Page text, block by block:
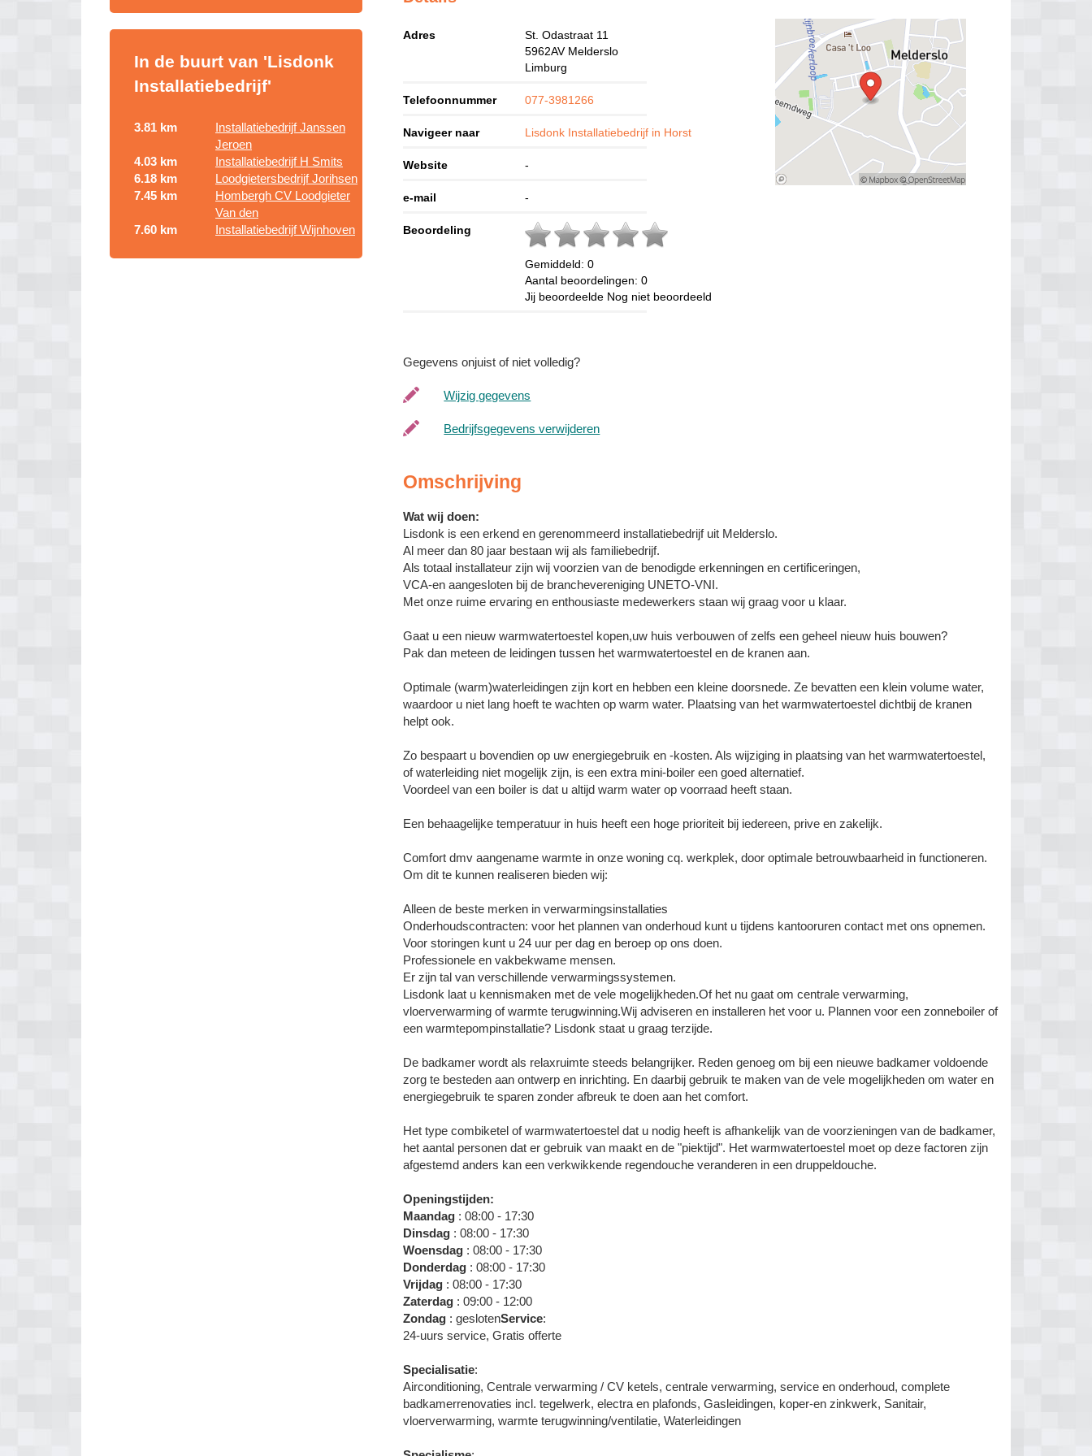
In de buurt van 'Lisdonk
Installatiebedrijf'
3.81 km
Installatiebedrijf Janssen
Jeroen
4.03 km
Installatiebedrijf H Smits
6.18 km
Loodgietersbedrijf Jorihsen
7.45 km
Hombergh CV Loodgieter
Van den
7.60 km
Installatiebedrijf Wijnhoven
Adres
St. Odastraat 11
5962AV Melderslo
Limburg
Telefoonnummer 077-3981266
Navigeer naar Lisdonk Installatiebedrijf in Horst
Website -
e-mail -
Beoordeling
Gemiddeld:0
Aantal beoordelingen:0
Jij beoordeelde Nog niet beoordeeld
Gegevens onjuist of niet volledig?
Wijzig gegevens
Bedrijfsgegevens verwijderen
Omschrijving
Wat wij doen:
Lisdonk is een erkend en gerenommeerd installatiebedrijf uit Melderslo.
Al meer dan 80 jaar bestaan wij als familiebedrijf.
Als totaal installateur zijn wij voorzien van de benodigde erkenningen en certificeringen,
VCA-en aangesloten bij de branchevereniging UNETO-VNI.
Met onze ruime ervaring en enthousiaste medewerkers staan wij graag voor u klaar.
Gaat u een nieuw warmwatertoestel kopen,uw huis verbouwen of zelfs een geheel nieuw huis bouwen?
Pak dan meteen de leidingen tussen het warmwatertoestel en de kranen aan.
Optimale (warm)waterleidingen zijn kort en hebben een kleine doorsnede. Ze bevatten een klein volume water,
waardoor u niet lang hoeft te wachten op warm water. Plaatsing van het warmwatertoestel dichtbij de kranen
helpt ook.
Zo bespaart u bovendien op uw energiegebruik en -kosten. Als wijziging in plaatsing van het warmwatertoestel,
of waterleiding niet mogelijk zijn, is een extra mini-boiler een goed alternatief.
Voordeel van een boiler is dat u altijd warm water op voorraad heeft staan.
Een behaagelijke temperatuur in huis heeft een hoge prioriteit bij iedereen, prive en zakelijk.
Comfort dmv aangename warmte in onze woning cq. werkplek, door optimale betrouwbaarheid in functioneren.
Om dit te kunnen realiseren bieden wij:
Alleen de beste merken in verwarmingsinstallaties
Onderhoudscontracten: voor het plannen van onderhoud kunt u tijdens kantooruren contact met ons opnemen.
Voor storingen kunt u 24 uur per dag en beroep op ons doen.
Professionele en vakbekwame mensen.
Er zijn tal van verschillende verwarmingssystemen.
Lisdonk laat u kennismaken met de vele mogelijkheden.Of het nu gaat om centrale verwarming,
vloerverwarming of warmte terugwinning.Wij adviseren en installeren het voor u. Plannen voor een zonneboiler of
een warmtepompinstallatie? Lisdonk staat u graag terzijde.
De badkamer wordt als relaxruimte steeds belangrijker. Reden genoeg om bij een nieuwe badkamer voldoende
zorg te besteden aan ontwerp en inrichting. En daarbij gebruik te maken van de vele mogelijkheden om water en
energiegebruik te sparen zonder afbreuk te doen aan het comfort.
Het type combiketel of warmwatertoestel dat u nodig heeft is afhankelijk van de voorzieningen van de badkamer,
het aantal personen dat er gebruik van maakt en de "piektijd". Het warmwatertoestel moet op deze factoren zijn
afgestemd anders kan een verkwikkende regendouche veranderen in een druppeldouche.
Openingstijden:
Maandag : 08:00 - 17:30
Dinsdag : 08:00 - 17:30
Woensdag : 08:00 - 17:30
Donderdag : 08:00 - 17:30
Vrijdag : 08:00 - 17:30
Zaterdag : 09:00 - 12:00
Zondag : geslotenService:
24-uurs service, Gratis offerte
Specialisatie:
Airconditioning, Centrale verwarming / CV ketels, centrale verwarming, service en onderhoud, complete
badkamerrenovaties incl. tegelwerk, electra en plafonds, Gasleidingen, koper-en zinkwerk, Sanitair,
vloerverwarming, warmte terugwinning/ventilatie, Waterleidingen